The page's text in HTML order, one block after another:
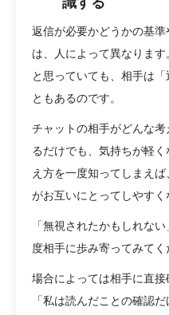
返信が必要かどうかの基
は、人によって異なります
と思っていても、相手は
ともあるのです。
チャットの相手がどんな
るだけでも、気持ちが軽
え方を一度知ってしまえ
がお互いにとってしやすく
「無視されたかもしれな
度相手に歩み寄ってみてく
場合によっては相手に直
「私は読んだことの確認